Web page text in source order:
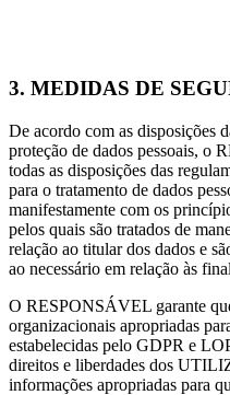
3. MEDIDAS DE
De acordo com as disposições
proteção de dados pessoais, o
todas as disposições das
para o tratamento de dados
manifestamente com os
pelos quais são tratados de
relação ao titular dos dados e
ao necessário em relação às
O RESPONSÁVEL garante
organizacionais apropriadas
estabelecidas pelo GDPR e
direitos e liberdades dos
informações apropriadas para